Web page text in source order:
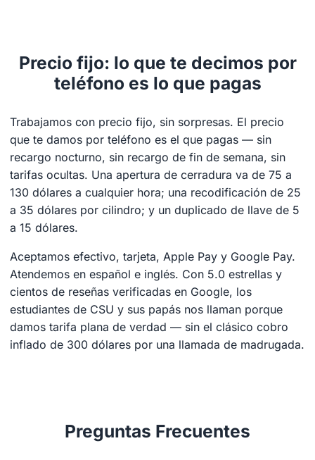
Precio fijo: lo que te decimos por
teléfono es lo que pagas
Trabajamos con precio fijo, sin sorpresas. El precio
que te damos por teléfono es el que pagas — sin
recargo nocturno, sin recargo de fin de semana, sin
tarifas ocultas. Una apertura de cerradura va de 75 a
130 dólares a cualquier hora; una recodificación de 25
a 35 dólares por cilindro; y un duplicado de llave de 5
a 15 dólares.
Aceptamos efectivo, tarjeta, Apple Pay y Google Pay.
Atendemos en español e inglés. Con 5.0 estrellas y
cientos de reseñas verificadas en Google, los
estudiantes de CSU y sus papás nos llaman porque
damos tarifa plana de verdad — sin el clásico cobro
inflado de 300 dólares por una llamada de madrugada.
Preguntas Frecuentes